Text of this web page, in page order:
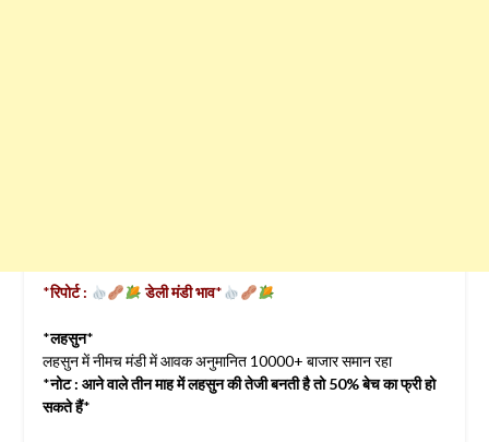
*रिपोर्ट : डेली मंडी भाव*
*लहसुन*
लहसुन में नीमच मंडी में आवक अनुमानित 10000+ बाजार समान रहा
*नोट : आने वाले तीन माह में लहसुन की तेजी बनती है तो 50% बेच का फ्री हो
सकते हैं*